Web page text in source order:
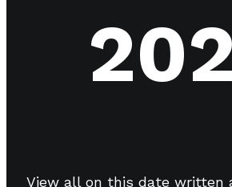
View all on this date written